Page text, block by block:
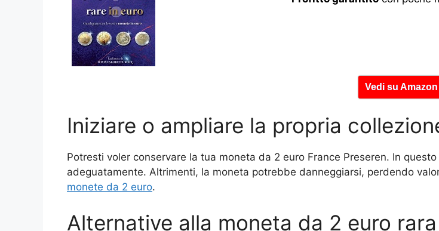
Vedi su Amazon
Iniziare o ampliare la propria
Potresti voler conservare la tua moneta da 2 euro France Preseren. In
adeguatamente. Altrimenti, la moneta potrebbe danneggiarsi, perdendo
monete da 2 euro.
Alternative alla moneta da 2 euro